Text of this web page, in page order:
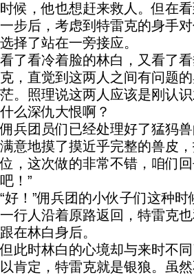
时候，他也想赶来救人。但在
一步后，考虑到特雷克的身手
选择了站在一旁接应。
看了看冷着脸的林白，又看了
克，直觉到这两人之间有问题
茫。照理说这两人应该是刚认
什么深仇大恨啊？
佣兵团员们已经处理好了猛犸
满意地摸了摸近乎完整的兽皮
位，这次做的非常不错，咱们
吧！”
“好！”佣兵团的小伙子们这种时
一行人沿着原路返回，特雷克
跟在林白身后。
但此时林白的心境却与来时不
以肯定，特雷克就是银狼。虽